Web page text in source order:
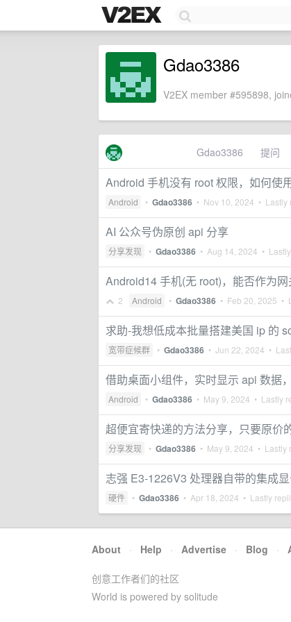
Gdao3386
V2EX member #595898,
Gdao3386 提问
Android 手机没有 root 权限，如何使
Android • Gdao3386 • Nov 10, 2024 • Lastly
AI 公众号伪原创 api 分享
分享发现 • Gdao3386 • Aug 14, 2024 •
Android14 手机(无 root)，能否作为网
2 Android • Gdao3386 • Feb 20, 2025 •
求助-我想低成本批量搭建美国 ip 的
宽带症候群 • Gdao3386 • Jun 22, 2024 •
借助桌面小组件，实时显示 api 数据
Android • Gdao3386 • May 9, 2024 • Lastly
超便宜寄快递的方法分享，只要原价
分享发现 • Gdao3386 • May 9, 2024 • Lastly
志强 E3-1226V3 处理器自带的集成
硬件 • Gdao3386 • Apr 18, 2024 • Lastly
About · Help · Advertise · Blog ·
创意工作者们的社区
World is powered by solitude